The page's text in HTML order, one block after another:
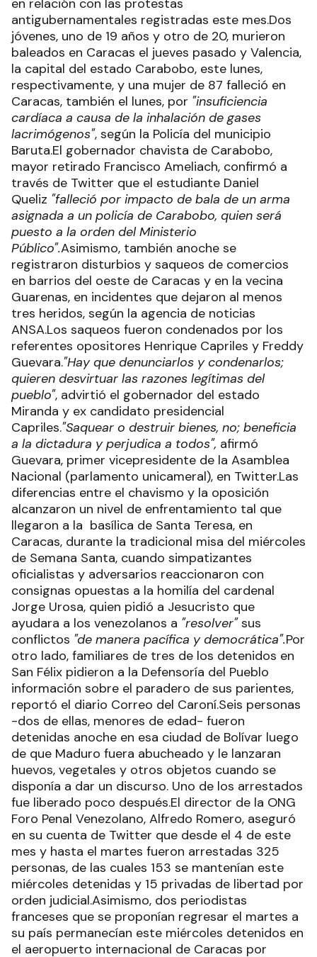
en relación con las protestas
antigubernamentales registradas este mes.Dos
jóvenes, uno de 19 años y otro de 20, murieron
baleados en Caracas el jueves pasado y Valencia,
la capital del estado Carabobo, este lunes,
respectivamente, y una mujer de 87 falleció en
Caracas, también el lunes, por "insuficiencia
cardíaca a causa de la inhalación de gases
lacrimógenos", según la Policía del municipio
Baruta.El gobernador chavista de Carabobo,
mayor retirado Francisco Ameliach, confirmó a
través de Twitter que el estudiante Daniel
Queliz "falleció por impacto de bala de un arma
asignada a un policía de Carabobo, quien será
puesto a la orden del Ministerio
Público".Asimismo, también anoche se
registraron disturbios y saqueos de comercios
en barrios del oeste de Caracas y en la vecina
Guarenas, en incidentes que dejaron al menos
tres heridos, según la agencia de noticias
ANSA.Los saqueos fueron condenados por los
referentes opositores Henrique Capriles y Freddy
Guevara."Hay que denunciarlos y condenarlos;
quieren desvirtuar las razones legítimas del
pueblo", advirtió el gobernador del estado
Miranda y ex candidato presidencial
Capriles."Saquear o destruir bienes, no; beneficia
a la dictadura y perjudica a todos", afirmó
Guevara, primer vicepresidente de la Asamblea
Nacional (parlamento unicameral), en Twitter.Las
diferencias entre el chavismo y la oposición
alcanzaron un nivel de enfrentamiento tal que
llegaron a la basílica de Santa Teresa, en
Caracas, durante la tradicional misa del miércoles
de Semana Santa, cuando simpatizantes
oficialistas y adversarios reaccionaron con
consignas opuestas a la homilía del cardenal
Jorge Urosa, quien pidió a Jesucristo que
ayudara a los venezolanos a "resolver"sus
conflictos "de manera pacífica y democrática".Por
otro lado, familiares de tres de los detenidos en
San Félix pidieron a la Defensoría del Pueblo
información sobre el paradero de sus parientes,
reportó el diario Correo del Caroní.Seis personas
-dos de ellas, menores de edad- fueron
detenidas anoche en esa ciudad de Bolívar luego
de que Maduro fuera abucheado y le lanzaran
huevos, vegetales y otros objetos cuando se
disponía a dar un discurso. Uno de los arrestados
fue liberado poco después.El director de la ONG
Foro Penal Venezolano, Alfredo Romero, aseguró
en su cuenta de Twitter que desde el 4 de este
mes y hasta el martes fueron arrestadas 325
personas, de las cuales 153 se mantenían este
miércoles detenidas y 15 privadas de libertad por
orden judicial.Asimismo, dos periodistas
franceses que se proponían regresar el martes a
su país permanecían este miércoles detenidos en
el aeropuerto internacional de Caracas por